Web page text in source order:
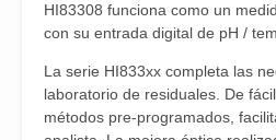
HI83308 funciona como un
con su entrada digital de pH /
La serie HI833xx completa las
laboratorio de residuales. De
métodos pre-programados,